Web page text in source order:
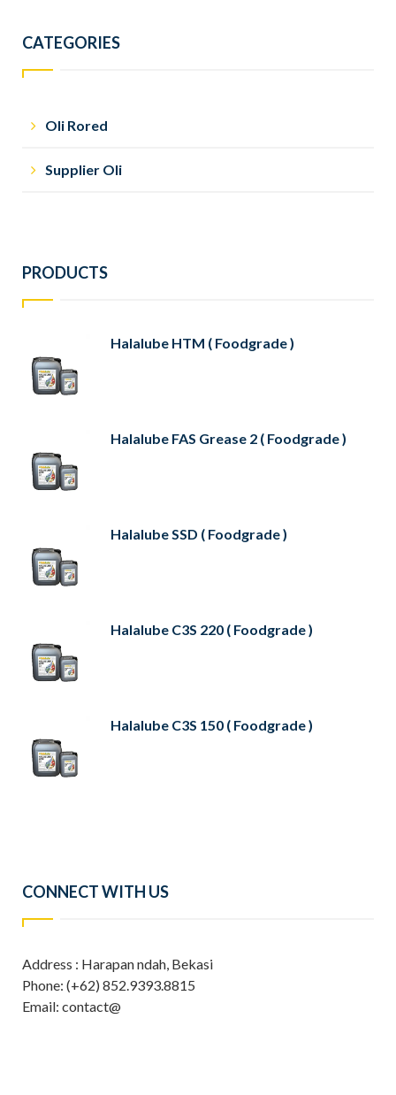
CATEGORIES
Oli Rored
Supplier Oli
PRODUCTS
Halalube HTM ( Foodgrade )
Halalube FAS Grease 2 ( Foodgrade )
Halalube SSD ( Foodgrade )
Halalube C3S 220 ( Foodgrade )
Halalube C3S 150 ( Foodgrade )
CONNECT WITH US
Address : Harapan ndah, Bekasi
Phone: (+62) 852.9393.8815
Email: contact@